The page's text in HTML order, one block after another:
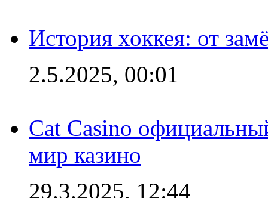
История хоккея: от
2.5.2025, 00:01
Cat Casino
мир казино
29.3.2025, 12:44